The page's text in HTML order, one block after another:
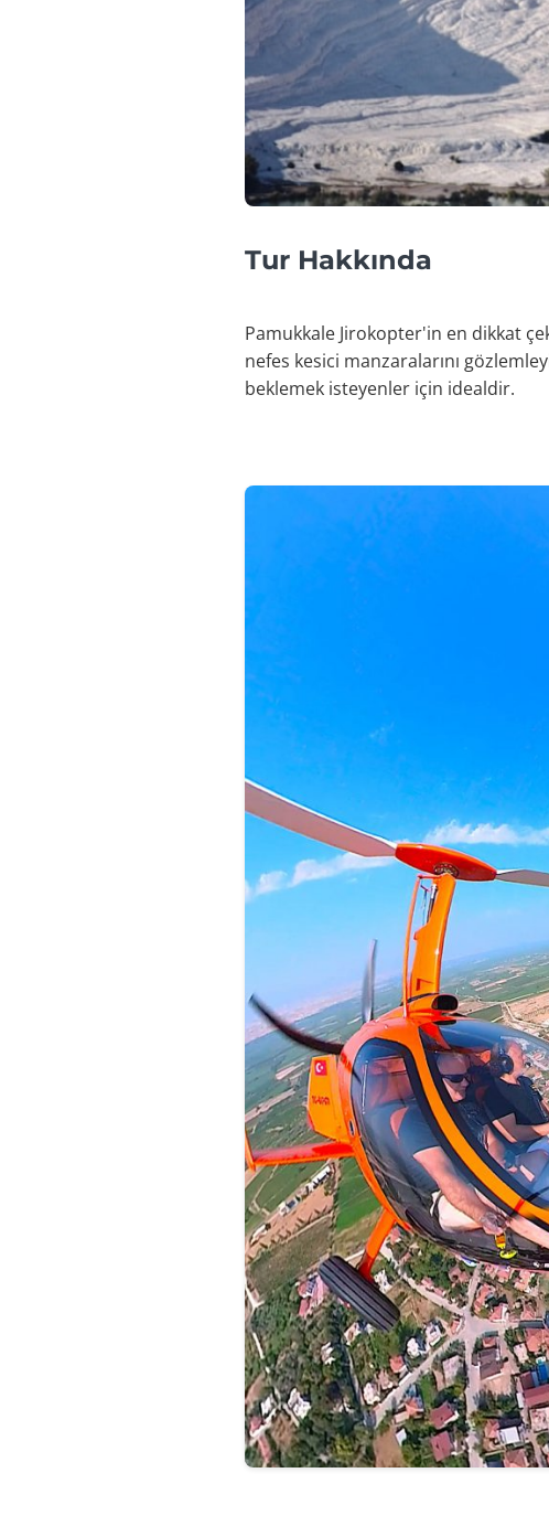
Tur Hakkında
Pamukkale Jirokopter'in en dikkat
nefes kesici manzaralarını
beklemek isteyenler için idealdir.